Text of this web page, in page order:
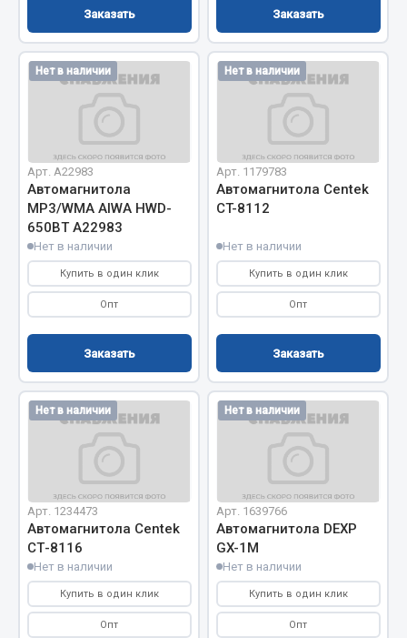
Запчасти на полуприцепы
Амортизаторы для полуприцепов
Запчасти КамАЗ
Двигатель
Система питания
Система выпуска газа
Система охлаждения
Коробка передач
Коробка передач ZF
Показать ещё
Система питания
Подвеска
Тормозная система
Двери
Окно ветровое
Заказать Заказать
Нет в наличии
Арт. А22983
Автомагнитола
МР3/WMA AIWA HWD-
650ВТ А22983
Нет в наличии
Купить в один клик
Опт
Заказать
Нет в наличии
Арт. 1179783
Автомагнитола Centek
CT-8112
Нет в наличии
Купить в один клик
Опт
Заказать
Нет в наличии
Арт. 1234473
Автомагнитола Centek
СТ-8116
Нет в наличии
Купить в один клик
Опт
Нет в наличии
Арт. 1639766
Автомагнитола DEXP
GX-1M
Нет в наличии
Купить в один клик
Опт